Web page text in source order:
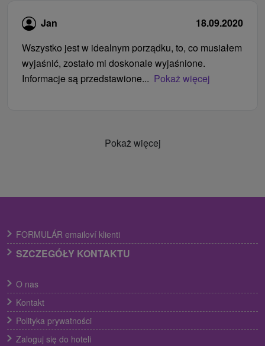
Jan
18.09.2020
Wszystko jest w idealnym porządku, to, co musiałem
wyjaśnić, zostało mi doskonale wyjaśnione.
Informacje są przedstawione... Pokaż więcej
Pokaż więcej
FORMULÁR emailoví klienti
SZCZEGÓŁY KONTAKTU
O nas
Kontakt
Polityka prywatności
Zaloguj się do hoteli